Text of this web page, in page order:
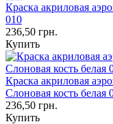
Краска акриловая
010
236,50 грн.
Купить
Краска акриловая
Слоновая кость белая
236,50 грн.
Купить